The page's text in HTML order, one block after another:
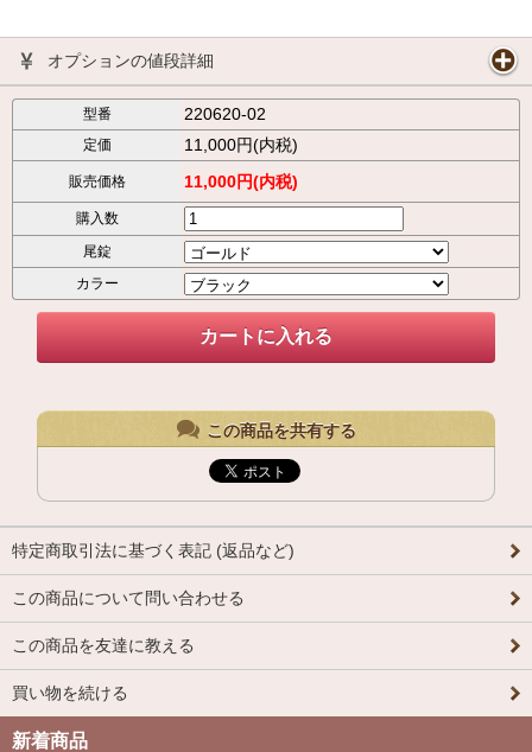
オプションの値段詳細
型番 220620-02
定価 11,000円(内税)
販売価格 11,000円(内税)
購入数
尾錠
カラー
この商品を共有する
特定商取引法に基づく表記 (返品など)
この商品について問い合わせる
この商品を友達に教える
買い物を続ける
新着商品